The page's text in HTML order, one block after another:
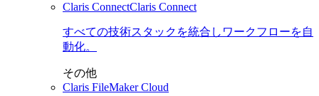
Claris ConnectClaris Connect
すべての技術スタックを統合しワークフローを自
動化。
その他
Claris FileMaker Cloud